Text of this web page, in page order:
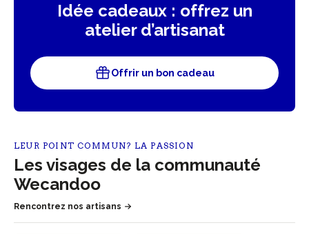
Idée cadeaux : offrez un
atelier d’artisanat
Offrir un bon cadeau
LEUR POINT COMMUN? LA PASSION
Les visages de la communauté
Wecandoo
Rencontrez nos artisans